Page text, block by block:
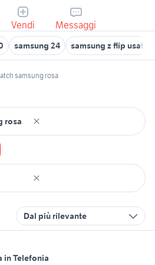
Vendi Messaggi
samsung 24 samsung z flip usato
samsung rosa
Dal più rilevante
in Telefonia